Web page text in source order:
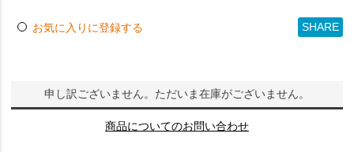
お気に入りに登録する SHARE
申し訳ございません。ただいま在庫がございません。
商品についてのお問い合わせ